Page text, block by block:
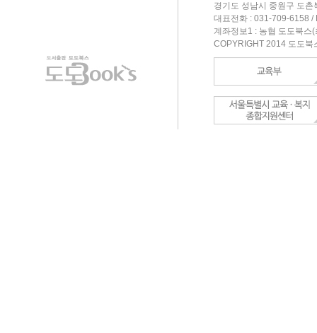
경기도 성남시 중원구 도촌
대표전화 : 031-709-6158 /
계좌정보1 : 농협 도도북
COPYRIGHT 2014 도도북